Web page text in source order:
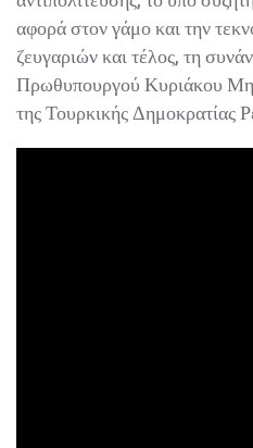
αφορά στον γάμο και την
ζευγαριών και τέλος, τη
Πρωθυπουργού Κυριάκου
της Τουρκικής Δημοκρατίας